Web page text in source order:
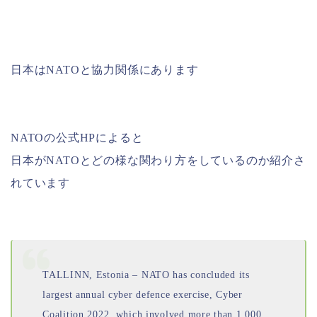
日本はNATOと協力関係にあります
NATOの公式HPによると
日本がNATOとどの様な関わり方をしているのか紹介さ
れています
TALLINN, Estonia – NATO has concluded its
largest annual cyber defence exercise, Cyber
Coalition 2022, which involved more than 1,000